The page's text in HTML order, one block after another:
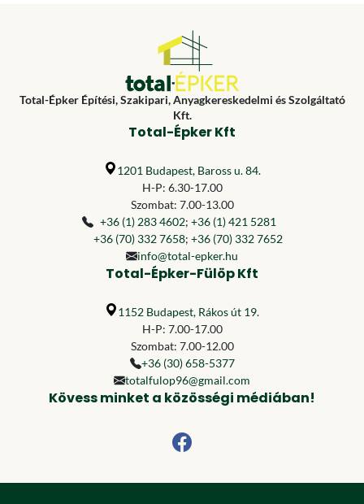
Total-Épker Építési, Szakipari, Anyagkereskedelmi és Szolgáltató
Kft.
Total-Épker Kft
1201 Budapest, Baross u. 84.
H-P: 6.30-17.00
Szombat: 7.00-13.00
+36 (1) 283 4602; +36 (1) 421 5281
+36 (70) 332 7658; +36 (70) 332 7652
info@total-epker.hu
Total-Épker-Fülöp Kft
1152 Budapest, Rákos út 19.
H-P: 7.00-17.00
Szombat: 7.00-12.00
+36 (30) 658-5377
totalfulop96@gmail.com
Kövess minket a közösségi médiában!